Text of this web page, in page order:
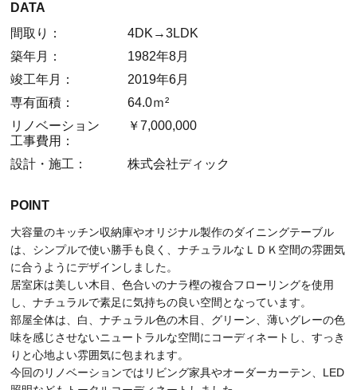
DATA
間取り：
4DK→3LDK
築年月：
1982年8月
竣工年月：
2019年6月
専有面積：
64.0ｍ²
リノベーション
工事費用：
￥7,000,000
設計・施工： 株式会社ディック
POINT
大容量のキッチン収納庫やオリジナル製作のダイニングテーブル
は、シンプルで使い勝手も良く、ナチュラルなＬＤＫ空間の雰囲気
に合うようにデザインしました。
居室床は美しい木目、色合いのナラ樫の複合フローリングを使用
し、ナチュラルで素足に気持ちの良い空間となっています。
部屋全体は、白、ナチュラル色の木目、グリーン、薄いグレーの色
味を感じさせないニュートラルな空間にコーディネートし、すっき
りと心地よい雰囲気に包まれます。
今回のリノベーションではリビング家具やオーダーカーテン、LED